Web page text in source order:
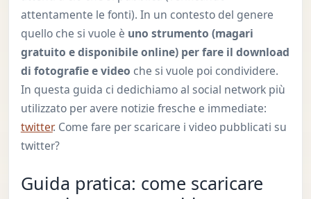
attentamente le fonti). In un contesto del genere
quello che si vuole è uno strumento (magari
gratuito e disponibile online) per fare il download
di fotografie e video che si vuole poi condividere.
In questa guida ci dedichiamo al social network più
utilizzato per avere notizie fresche e immediate:
twitter. Come fare per scaricare i video pubblicati su
twitter?
Guida pratica: come scaricare